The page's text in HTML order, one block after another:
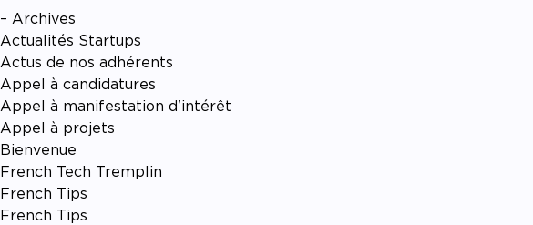
– Archives
Actualités Startups
Actus de nos adhérents
Appel à candidatures
Appel à manifestation d'intérêt
Appel à projets
Bienvenue
French Tech Tremplin
French Tips
French Tips